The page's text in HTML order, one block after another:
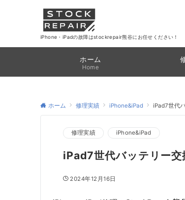
iPhone・iPadの故障はstockrepair熊谷にお任せください！
ホーム
Home
ホーム 修理実績 iPhone&iPad iPad7世代
修理実績 iPhone&iPad
iPad7世代バッテリー交
2024年12月16日